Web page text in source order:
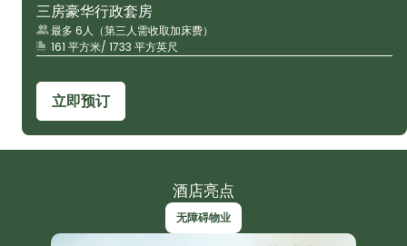
三房豪华行政套房
最多 6人（第三人需收取加床费）
161 平方米/ 1733 平方英尺
立即预订
酒店亮点
无障碍物业